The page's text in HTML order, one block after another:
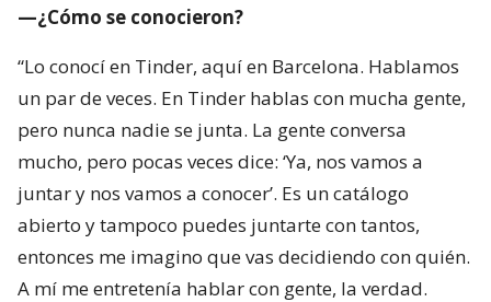
—¿Cómo se conocieron?
“Lo conocí en Tinder, aquí en Barcelona. Hablamos
un par de veces. En Tinder hablas con mucha gente,
pero nunca nadie se junta. La gente conversa
mucho, pero pocas veces dice: ‘Ya, nos vamos a
juntar y nos vamos a conocer’. Es un catálogo
abierto y tampoco puedes juntarte con tantos,
entonces me imagino que vas decidiendo con quién.
A mí me entretenía hablar con gente, la verdad.